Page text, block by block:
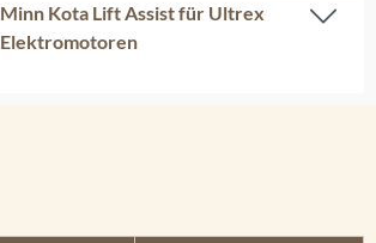
Minn Kota Lift Assist für Ultrex
Elektromotoren